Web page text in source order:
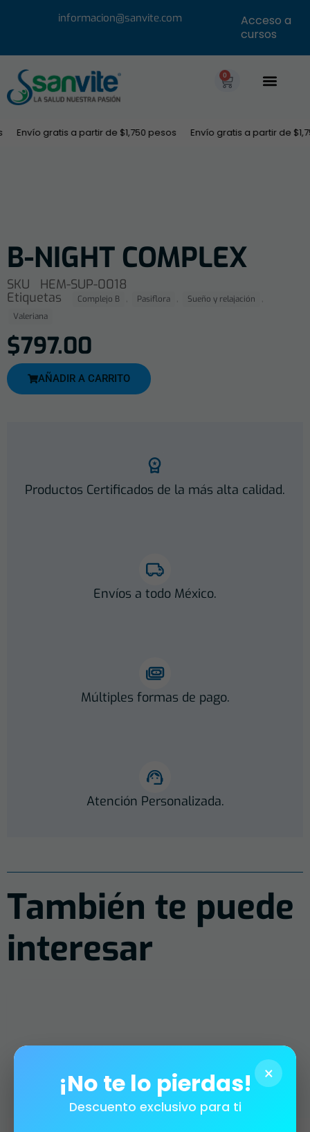
informacion@sanvite.com
Acceso a
cursos
0
Envío gratis a partir de $1,750 pesos Envío gratis a partir de
B-NIGHT COMPLEX
SKU HEM-SUP-0018
Etiquetas Complejo B , Pasiflora , Sueño y relajación ,
Valeriana
$797.00
AÑADIR A CARRITO
Productos Certificados de la más alta calidad.
Envíos a todo México.
Múltiples formas de pago.
Atención Personalizada.
También te puede
interesar
×
¡No te lo pierdas!
Descuento exclusivo para ti